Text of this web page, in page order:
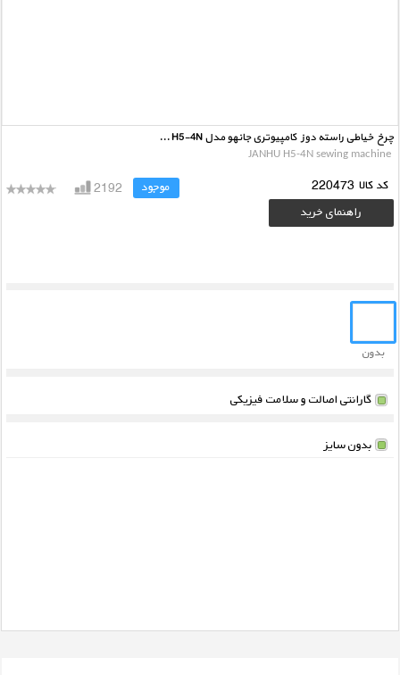
چرخ خیاطی راسته دوز کامپیوتری جانهو مدل JANHU H5-4N
JANHU H5-4N sewing machine
2192 موجود کد کالا 220473
راهنمای خرید
بدون
گارانتی اصالت و سلامت فیزیکی
بدون سایز